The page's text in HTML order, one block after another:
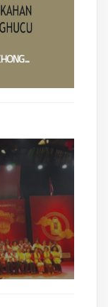
Khonghucu
MATAKIN Ke-